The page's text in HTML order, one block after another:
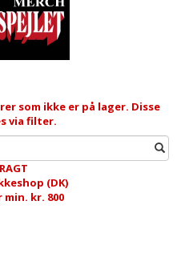
som ikke er på lager. Disse
via filter.
(DK)
kr. 800